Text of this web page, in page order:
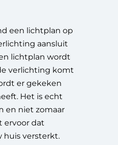
een lichtplan op
aansluit
lichtplan wordt
verlichting komt
er gekeken
Het is echt
en niet zomaar
ervoor dat
huis versterkt.